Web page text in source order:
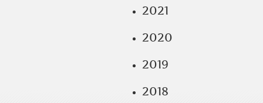
2021
2020
2019
2018